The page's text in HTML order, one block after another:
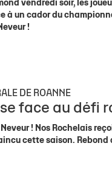
vendredi soir, les
à un cador du
!
DE ROANNE
face au défi
! Nos Rochelais
cette saison. Rebond